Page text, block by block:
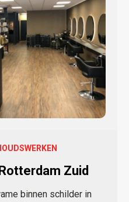
Zuid
binnen schilder in